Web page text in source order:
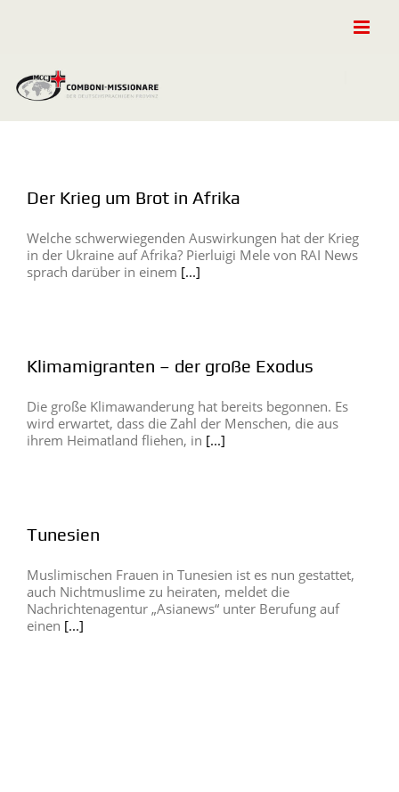
Der Krieg um Brot in Afrika
Welche schwerwiegenden Auswirkungen hat der Krieg
in der Ukraine auf Afrika? Pierluigi Mele von RAI News
sprach darüber in einem [...]
Klimamigranten – der große Exodus
Die große Klimawanderung hat bereits begonnen. Es
wird erwartet, dass die Zahl der Menschen, die aus
ihrem Heimatland fliehen, in [...]
Tunesien
Muslimischen Frauen in Tunesien ist es nun gestattet,
auch Nichtmuslime zu heiraten, meldet die
Nachrichtenagentur „Asianews“ unter Berufung auf
einen [...]